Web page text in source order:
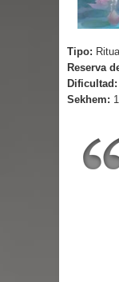
Tipo:
Reserva
Dificultad:
Sekhem: 1